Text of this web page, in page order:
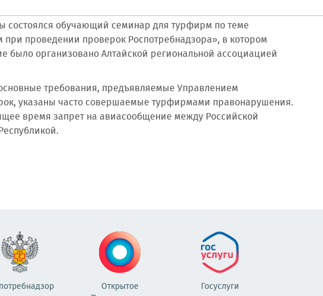
состоялся обучающий семинар для турфирм по теме
проведении проверок Роспотребнадзора», в котором
организовано Алтайской региональной ассоциацией
требования, предъявляемые Управлением
указаны часто совершаемые турфирмами правонарушения.
время запрет на авиасообщение между Российской
Открытое
Госуслуги